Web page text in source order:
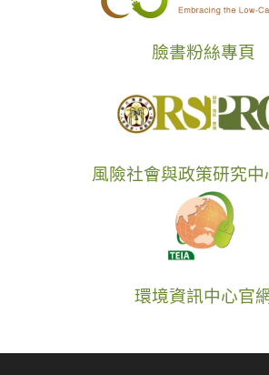
臉書粉絲專頁
風險社會與政策研究
環境資訊中心官